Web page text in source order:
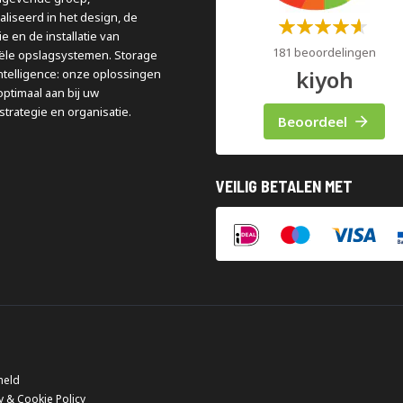
in het design, de
en de installatie van
opslagsystemen. Storage
onze oplossingen
aan bij uw
en organisatie.
Waardering:
181 beoordelingen
kiyoh
Beoordeel
VEILIG BETALEN MET
& Cookie Policy